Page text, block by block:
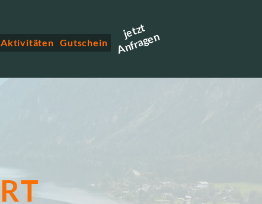
Aktivitäten Gutschein
jetzt
Anfragen